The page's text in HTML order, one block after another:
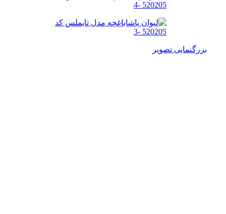
بزرگنمایی تصویر